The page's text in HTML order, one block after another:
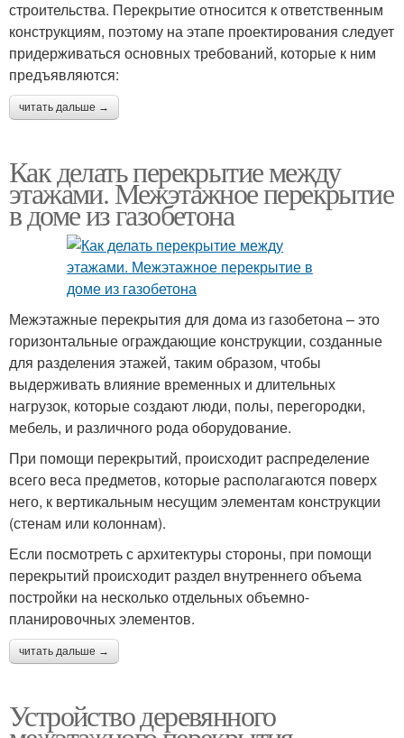
строительства. Перекрытие относится к ответственным
конструкциям, поэтому на этапе проектирования следует
придерживаться основных требований, которые к ним
предъявляются:
читать дальше →
Как делать перекрытие между
этажами. Межэтажное перекрытие
в доме из газобетона
Межэтажные перекрытия для дома из газобетона – это
горизонтальные ограждающие конструкции, созданные
для разделения этажей, таким образом, чтобы
выдерживать влияние временных и длительных
нагрузок, которые создают люди, полы, перегородки,
мебель, и различного рода оборудование.
При помощи перекрытий, происходит распределение
всего веса предметов, которые располагаются поверх
него, к вертикальным несущим элементам конструкции
(стенам или колоннам).
Если посмотреть с архитектуры стороны, при помощи
перекрытий происходит раздел внутреннего объема
постройки на несколько отдельных объемно-
планировочных элементов.
читать дальше →
Устройство деревянного